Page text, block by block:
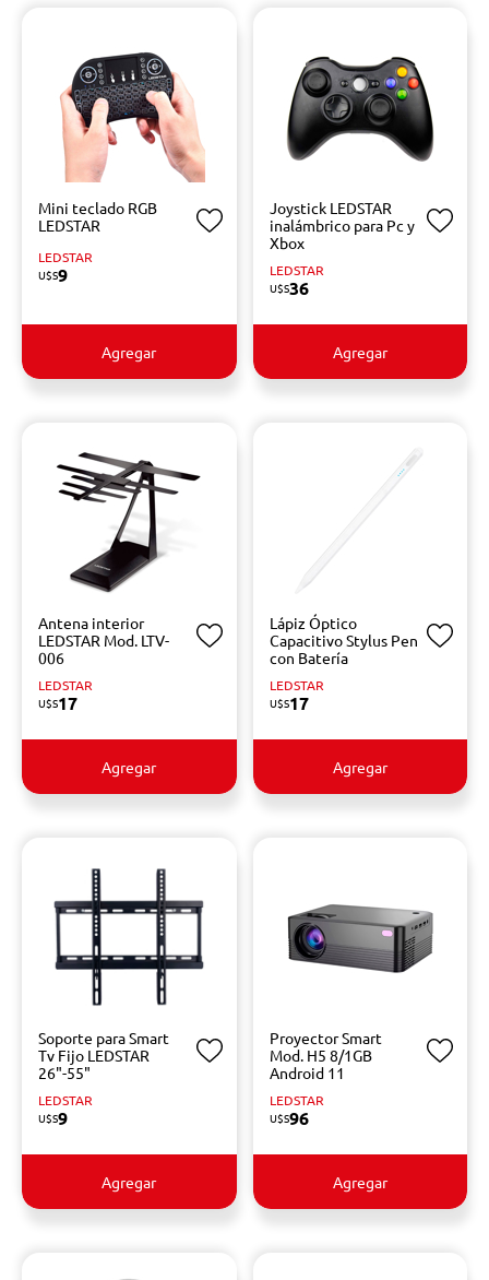
Mini teclado RGB
LEDSTAR
LEDSTAR
U$S9
Agregar
Joystick LEDSTAR
inalámbrico para Pc y
Xbox
LEDSTAR
U$S36
Agregar
Antena interior
LEDSTAR Mod. LTV-
006
LEDSTAR
U$S17
Agregar
Lápiz Óptico
Capacitivo Stylus Pen
con Batería
LEDSTAR
U$S17
Agregar
Soporte para Smart
Tv Fijo LEDSTAR
26"-55"
LEDSTAR
U$S9
Agregar
Proyector Smart
Mod. H5 8/1GB
Android 11
LEDSTAR
U$S96
Agregar